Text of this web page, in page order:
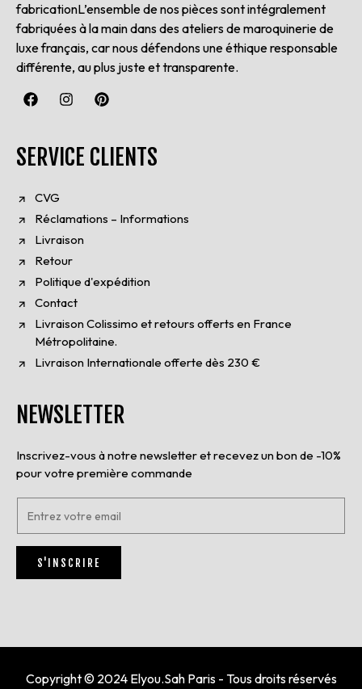
fabricationL’ensemble de nos pièces sont intégralement
fabriquées à la main dans des ateliers de maroquinerie de
luxe français, car nous défendons une éthique responsable
différente, au plus juste et transparente.
SERVICE CLIENTS
CVG
Réclamations – Informations
Livraison
Retour
Politique d'expédition
Contact
Livraison Colissimo et retours offerts en France
Métropolitaine.
Livraison Internationale offerte dès 230 €
NEWSLETTER
Inscrivez-vous à notre newsletter et recevez un bon de -10%
pour votre première commande
t
r
z
S'INSCRIRE
Copyright © 2024 Elyou.Sah Paris - Tous droits réservés